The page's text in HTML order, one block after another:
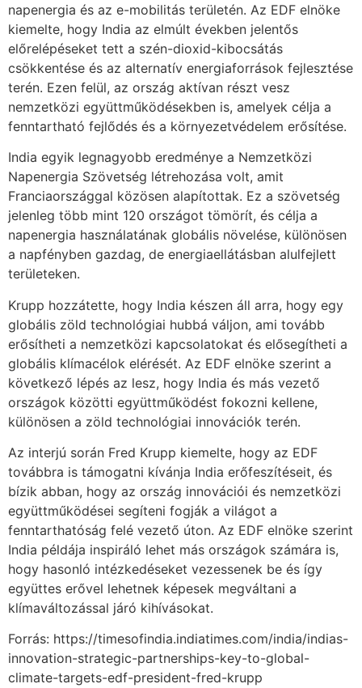
napenergia és az e-mobilitás területén. Az EDF elnöke
kiemelte, hogy India az elmúlt években jelentős
előrelépéseket tett a szén-dioxid-kibocsátás
csökkentése és az alternatív energiaforrások fejlesztése
terén. Ezen felül, az ország aktívan részt vesz
nemzetközi együttműködésekben is, amelyek célja a
fenntartható fejlődés és a környezetvédelem erősítése.
India egyik legnagyobb eredménye a Nemzetközi
Napenergia Szövetség létrehozása volt, amit
Franciaországgal közösen alapítottak. Ez a szövetség
jelenleg több mint 120 országot tömörít, és célja a
napenergia használatának globális növelése, különösen
a napfényben gazdag, de energiaellátásban alulfejlett
területeken.
Krupp hozzátette, hogy India készen áll arra, hogy egy
globális zöld technológiai hubbá váljon, ami tovább
erősítheti a nemzetközi kapcsolatokat és elősegítheti a
globális klímacélok elérését. Az EDF elnöke szerint a
következő lépés az lesz, hogy India és más vezető
országok közötti együttműködést fokozni kellene,
különösen a zöld technológiai innovációk terén.
Az interjú során Fred Krupp kiemelte, hogy az EDF
továbbra is támogatni kívánja India erőfeszítéseit, és
bízik abban, hogy az ország innovációi és nemzetközi
együttműködései segíteni fogják a világot a
fenntarthatóság felé vezető úton. Az EDF elnöke szerint
India példája inspiráló lehet más országok számára is,
hogy hasonló intézkedéseket vezessenek be és így
együttes erővel lehetnek képesek megváltani a
klímaváltozással járó kihívásokat.
Forrás: https://timesofindia.indiatimes.com/india/indias-
innovation-strategic-partnerships-key-to-global-
climate-targets-edf-president-fred-krupp